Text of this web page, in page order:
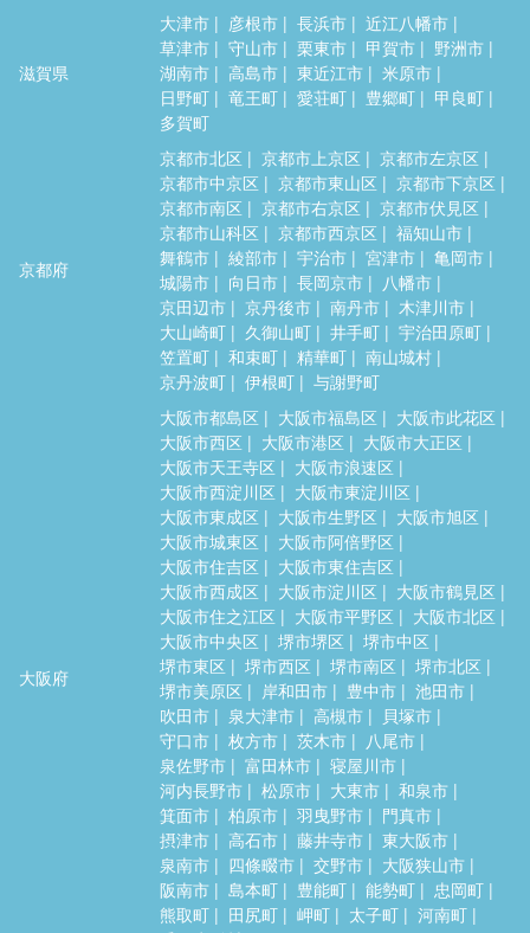
滋賀県
大津市 彦根市 長浜市
近江八幡市
草津市
守山市 栗東市 甲賀市
野洲市
湖南市
高島市 東近江市
米原市
日野町
竜王町 愛荘町 豊郷町
甲良町
多賀町
京都府
京都市北区 京都市上京区
京都市左京区
京都市中京区
京都市東山区
京都市下京区
京都市南区
京都市右京区
京都市伏見区
京都市山科区
京都市西京区
福知山市
舞鶴市
綾部市 宇治市 宮津市
亀岡市
城陽市
向日市 長岡京市
八幡市
京田辺市
京丹後市 南丹市
木津川市
大山崎町
久御山町 井手町
宇治田原町
笠置町
和束町 精華町
南山城村
京丹波町
伊根町 与謝野町
大阪府
大阪市都島区 大阪市福島区
大阪市此花区
大阪市西区
大阪市港区
大阪市大正区
大阪市天王寺区
大阪市浪速区
大阪市西淀川区
大阪市東淀川区
大阪市東成区
大阪市生野区
大阪市旭区
大阪市城東区
大阪市阿倍野区
大阪市住吉区
大阪市東住吉区
大阪市西成区
大阪市淀川区
大阪市鶴見区
大阪市住之江区
大阪市平野区
大阪市北区
大阪市中央区
堺市堺区
堺市中区
堺市東区
堺市西区 堺市南区
堺市北区
堺市美原区
岸和田市 豊中市
池田市
吹田市
泉大津市 高槻市
貝塚市
守口市
枚方市 茨木市
八尾市
泉佐野市
富田林市
寝屋川市
河内長野市
松原市 大東市
和泉市
箕面市
柏原市 羽曳野市
門真市
摂津市
高石市 藤井寺市
東大阪市
泉南市
四條畷市 交野市
大阪狭山市
阪南市
島本町 豊能町 能勢町
忠岡町
熊取町
田尻町 岬町 太子町
河南町